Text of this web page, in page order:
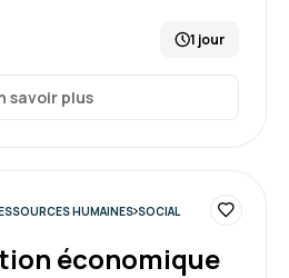
1 jour
savoir plus
HUMAINES SOCIAL
économique